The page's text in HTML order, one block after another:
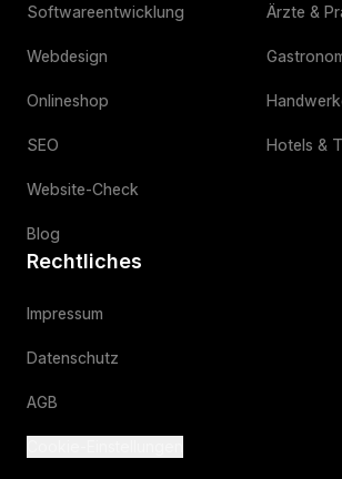
Softwareentwicklung
Webdesign
Onlineshop
SEO
Website-Check
Blog
Ärzte &
Hotels &
Rechtliches
Impressum
Datenschutz
AGB